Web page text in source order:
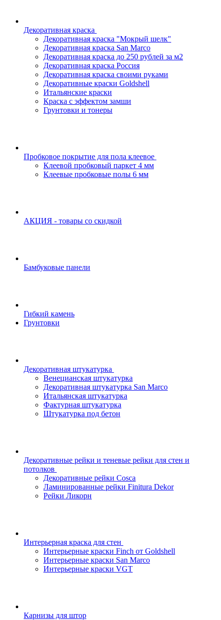
Декоративная краска
Декоративная краска "Мокрый шелк"
Декоративная краска San Marco
Декоративная краска до 250 рублей за м2
Декоративная краска Россия
Декоративная краска своими руками
Декоративные краски Goldshell
Итальянские краски
Краска с эффектом замши
Грунтовки и тонеры
Пробковое покрытие для пола клеевое
Клеевой пробковый паркет 4 мм
Клеевые пробковые полы 6 мм
АКЦИЯ - товары со скидкой
Бамбуковые панели
Гибкий камень
Грунтовки
Декоративная штукатурка
Венецианская штукатурка
Декоративная штукатурка San Marco
Итальянская штукатурка
Фактурная штукатурка
Штукатурка под бетон
Декоративные рейки и теневые рейки для стен и
потолков
Декоративные рейки Cosca
Ламинированные рейки Finitura Dekor
Рейки Ликорн
Интерьерная краска для стен
Интерьерные краски Finch от Goldshell
Интерьерные краски San Marco
Интерьерные краски VGT
Карнизы для штор